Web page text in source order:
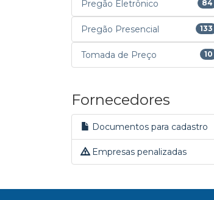
Pregão Eletrônico 84
Pregão Presencial 133
Tomada de Preço 10
Fornecedores
Documentos para cadastro
Empresas penalizadas